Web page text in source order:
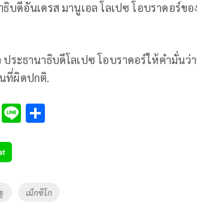
ธิบดีอันเดรส มานูเอล โลเปซ โอบราดอร์ข
ระธานาธิบดีโลเปซ โอบราดอร์ให้คำมั่นว่
ที่ผิดปกติ.
C Li
เม็กซิโก